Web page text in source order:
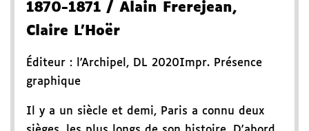
1870-1871 / Alain Frerejean,
Claire L'Hoër
Éditeur : l'Archipel , DL 2020Impr. Présence
graphique
Il y a un siècle et demi, Paris a connu deux